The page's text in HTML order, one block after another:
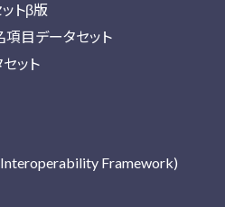
トβ版
項目データセット
ット
Framework)